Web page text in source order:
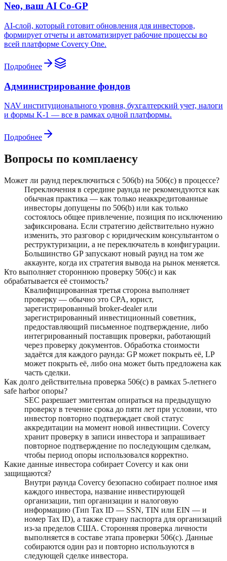
Neo, ваш AI Co-GP
AI-слой, который готовит обновления для инвесторов,
формирует отчеты и автоматизирует рабочие процессы во
всей платформе Covercy One.
Подробнее
Администрирование фондов
NAV институционального уровня, бухгалтерский учет, налоги
и формы K-1 — все в рамках одной платформы.
Подробнее
Вопросы по комплаенсу
Может ли раунд переключиться с 506(b) на 506(c) в процессе?
Переключения в середине раунда не рекомендуются как
обычная практика — как только неаккредитованные
инвесторы допущены по 506(b) или как только
состоялось общее привлечение, позиция по исключению
зафиксирована. Если стратегию действительно нужно
изменить, это разговор с юридическим консультантом о
реструктуризации, а не переключатель в конфигурации.
Большинство GP запускают новый раунд на том же
аккаунте, когда их стратегия вывода на рынок меняется.
Кто выполняет стороннюю проверку 506(c) и как
обрабатывается её стоимость?
Квалифицированная третья сторона выполняет
проверку — обычно это CPA, юрист,
зарегистрированный broker-dealer или
зарегистрированный инвестиционный советник,
предоставляющий письменное подтверждение, либо
интегрированный поставщик проверки, работающий
через проверку документов. Обработка стоимости
задаётся для каждого раунда: GP может покрыть её, LP
может покрыть её, либо она может быть предложена как
часть сделки.
Как долго действительна проверка 506(c) в рамках 5-летнего
safe harbor опоры?
SEC разрешает эмитентам опираться на предыдущую
проверку в течение срока до пяти лет при условии, что
инвестор повторно подтверждает свой статус
аккредитации на момент новой инвестиции. Covercy
хранит проверку в записи инвестора и запрашивает
повторное подтверждение по последующим сделкам,
чтобы период опоры использовался корректно.
Какие данные инвестора собирает Covercy и как они
защищаются?
Внутри раунда Covercy безопасно собирает полное имя
каждого инвестора, название инвестирующей
организации, тип организации и налоговую
информацию (Тип Tax ID — SSN, TIN или EIN — и
номер Tax ID), а также страну паспорта для организаций
из-за пределов США. Сторонняя проверка личности
выполняется в составе этапа проверки 506(c). Данные
собираются один раз и повторно используются в
следующей сделке инвестора.